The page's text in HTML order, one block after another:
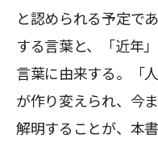
と認められる予定で
する言葉と、「近年
言葉に由来する。「
が作り変えられ、今
解明することが、本